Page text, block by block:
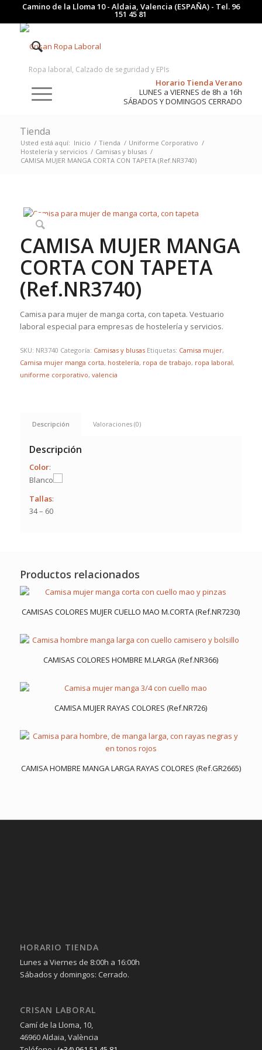
Camino de la Lloma 10 - Aldaia, Valencia (ESPAÑA) - Tel. 96
151 45 81
Ropa laboral, Calzado de seguridad y EPIs
Horario Tienda Verano
LUNES a VIERNES de 8h a 16h
SÁBADOS Y DOMINGOS CERRADO
Tienda
Usted está aquí: Inicio / Tienda / Uniforme Corporativo /
Hostelería y servicios / Camisas y blusas /
CAMISA MUJER MANGA CORTA CON TAPETA (Ref.NR3740)
CAMISA MUJER MANGA
CORTA CON TAPETA
(Ref.NR3740)
Camisa para mujer de manga corta, con tapeta. Vestuario
laboral especial para empresas de hostelería y servicios.
SKU: NR3740 Categoría: Camisas y blusas Etiquetas: Camisa mujer,
Camisa mujer manga corta, hostelería, ropa de trabajo, ropa laboral,
uniforme corporativo, valencia
Descripción Valoraciones (0)
Descripción
Color:
Blanco
Tallas:
34 – 60
Productos relacionados
CAMISAS COLORES MUJER CUELLO MAO M.CORTA (Ref.NR7230)
CAMISAS COLORES HOMBRE M.LARGA (Ref.NR366)
CAMISA MUJER RAYAS COLORES (Ref.NR726)
CAMISA HOMBRE MANGA LARGA RAYAS COLORES (Ref.GR2665)
HORARIO TIENDA
Lunes a Viernes de 8:00h a 16:00h
Sábados y domingos: Cerrado.
CRISAN LABORAL
Camí de la Lloma, 10,
46960 Aldaia, València